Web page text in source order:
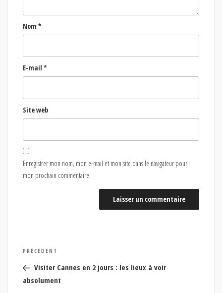
Nom *
E-mail *
Site web
Enregistrer mon nom, mon e-mail et mon site dans le navigateur pour
mon prochain commentaire.
Navigation
de
l’article
Article
précédent
PRÉCÉDENT
Visiter Cannes en 2 jours : les lieux à voir
absolument